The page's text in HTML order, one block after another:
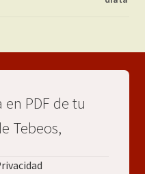
PDF de tu
Tebeos,